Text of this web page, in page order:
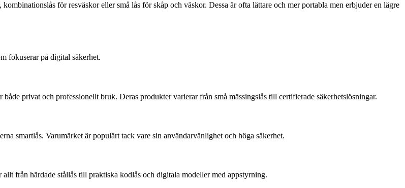
för resväskor eller små lås för skåp och väskor. Dessa är ofta lättare och mer portabla men erbjuder en lägre
fokuserar på digital säkerhet.
privat och professionellt bruk. Deras produkter varierar från små mässingslås till certifierade säkerhetslösningar.
smartlås. Varumärket är populärt tack vare sin användarvänlighet och höga säkerhet.
från härdade stållås till praktiska kodlås och digitala modeller med appstyrning.